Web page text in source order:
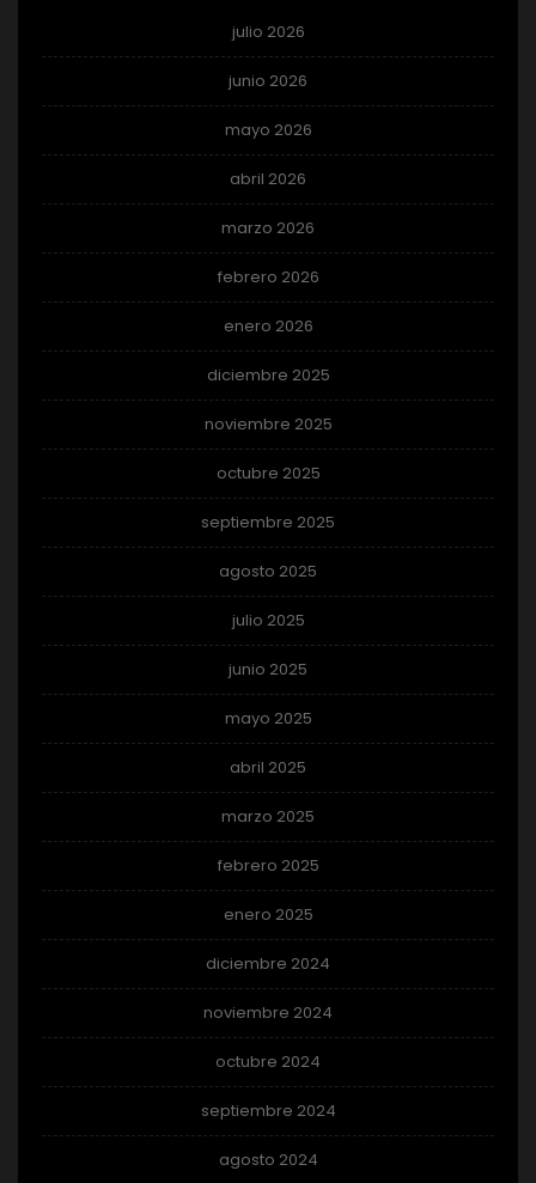
julio 2026
junio 2026
mayo 2026
abril 2026
marzo 2026
febrero 2026
enero 2026
diciembre 2025
noviembre 2025
octubre 2025
septiembre 2025
agosto 2025
julio 2025
junio 2025
mayo 2025
abril 2025
marzo 2025
febrero 2025
enero 2025
diciembre 2024
noviembre 2024
octubre 2024
septiembre 2024
agosto 2024